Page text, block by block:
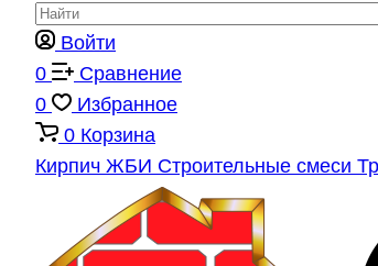
Войти
0
Сравнение
0
Избранное
0 Корзина
Кирпич ЖБИ Строительные смеси